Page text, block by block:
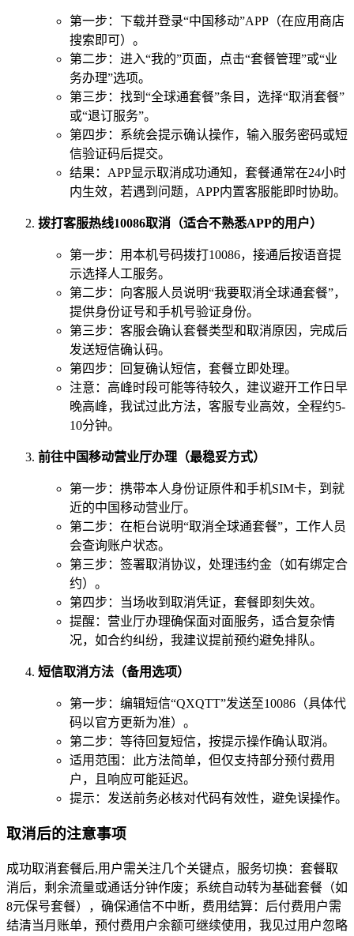
第一步：下载并登录“中国移动”APP（在应用商店
搜索即可）。
第二步：进入“我的”页面，点击“套餐管理”或“业
务办理”选项。
第三步：找到“全球通套餐”条目，选择“取消套餐”
或“退订服务”。
第四步：系统会提示确认操作，输入服务密码或短
信验证码后提交。
结果：APP显示取消成功通知，套餐通常在24小时
内生效，若遇到问题，APP内置客服能即时协助。
拨打客服热线10086取消（适合不熟悉APP的用户）
第一步：用本机号码拨打10086，接通后按语音提
示选择人工服务。
第二步：向客服人员说明“我要取消全球通套餐”，
提供身份证号和手机号验证身份。
第三步：客服会确认套餐类型和取消原因，完成后
发送短信确认码。
第四步：回复确认短信，套餐立即处理。
注意：高峰时段可能等待较久，建议避开工作日早
晚高峰，我试过此方法，客服专业高效，全程约5-
10分钟。
前往中国移动营业厅办理（最稳妥方式）
第一步：携带本人身份证原件和手机SIM卡，到就
近的中国移动营业厅。
第二步：在柜台说明“取消全球通套餐”，工作人员
会查询账户状态。
第三步：签署取消协议，处理违约金（如有绑定合
约）。
第四步：当场收到取消凭证，套餐即刻失效。
提醒：营业厅办理确保面对面服务，适合复杂情
况，如合约纠纷，我建议提前预约避免排队。
短信取消方法（备用选项）
第一步：编辑短信“QXQTT”发送至10086（具体代
码以官方更新为准）。
第二步：等待回复短信，按提示操作确认取消。
适用范围：此方法简单，但仅支持部分预付费用
户，且响应可能延迟。
提示：发送前务必核对代码有效性，避免误操作。
取消后的注意事项
成功取消套餐后,用户需关注几个关键点，服务切换：套餐取
消后，剩余流量或通话分钟作废；系统自动转为基础套餐（如
8元保号套餐），确保通信不中断，费用结算：后付费用户需
结清当月账单，预付费用户余额可继续使用，我见过用户忽略